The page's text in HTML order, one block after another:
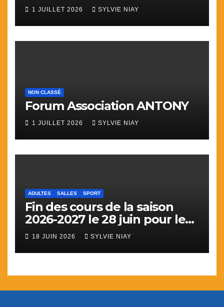
1 JUILLET 2026 SYLVIE NIAY
NON CLASSÉ
Forum Association ANTONY
1 JUILLET 2026 SYLVIE NIAY
ADULTES SALLES SPORT
Fin des cours de la saison
2026-2027 le 28 juin pour le
sport
18 JUIN 2026 SYLVIE NIAY